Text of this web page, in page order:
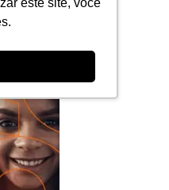
este site, você